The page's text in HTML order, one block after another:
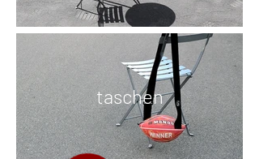
taschen